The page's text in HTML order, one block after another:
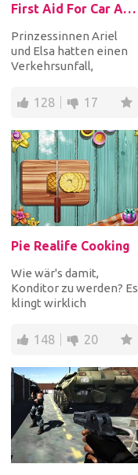
First Aid For Car Accident
Prinzessinnen Ariel
und Elsa hatten einen
Verkehrsunfall,
Auto waren! Der Kran...
128 17
Pie Realife Cooking
Wie wär's damit,
Konditor zu werden? Es
klingt wirklich
bunten Zutaten zu
vermi...
148 20